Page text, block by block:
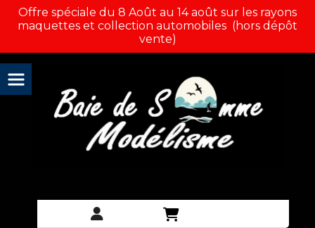
Offre spéciale du 8 Août au 14 août sur les rayons
maquettes et collection automobiles (hors dépôt
vente)
Panneau de gestion des cookies